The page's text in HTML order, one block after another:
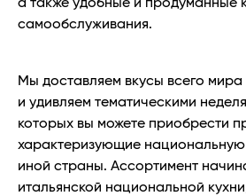
а также удобные и продуманные
самообслуживания.
Мы доставляем вкусы всего
и удивляем тематическими
которых вы можете приобрести
характеризующие национальную
иной страны. Ассортимент
итальянской национальной